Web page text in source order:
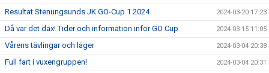
Resultat Stenungsunds JK GO-Cup 1 2024 2024-03-20 17:23
Då var det dax! Tider och information inför GO Cup 2024-03-15 11:05
Vårens tävlingar och läger 2024-03-04 20:38
Full fart i vuxengruppen! 2024-03-04 20:31